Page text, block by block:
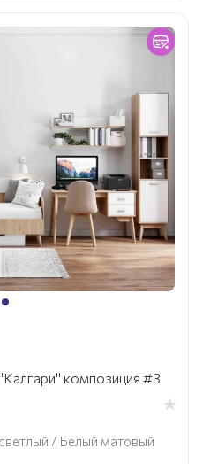
композиция #3
/ Белый матовый